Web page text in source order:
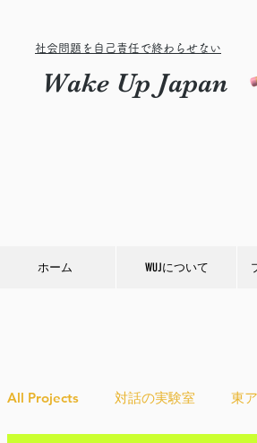
社会問題を自己責任で終わらせない
Wake Up Japan
ホーム WUJについて
All Projects 対話の実験室 東